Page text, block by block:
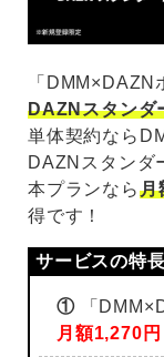
「DMM×DAZN
DAZNスタンダ
単体契約なら
DAZNスタンダ
本プランなら月
得です！
①「
月額1,270円